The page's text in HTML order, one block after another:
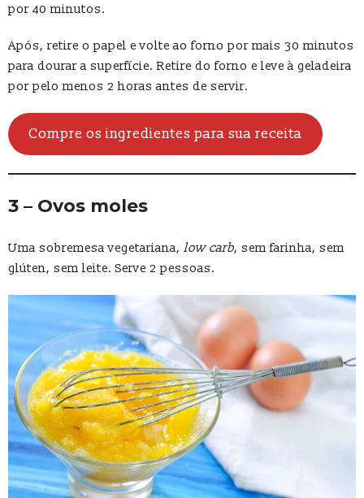
por 40 minutos.
Após, retire o papel e volte ao forno por mais 30 minutos
para dourar a superfície. Retire do forno e leve à geladeira
por pelo menos 2 horas antes de servir.
Compre os ingredientes para sua receita
3 – Ovos moles
Uma sobremesa vegetariana, low carb, sem farinha, sem
glúten, sem leite. Serve 2 pessoas.